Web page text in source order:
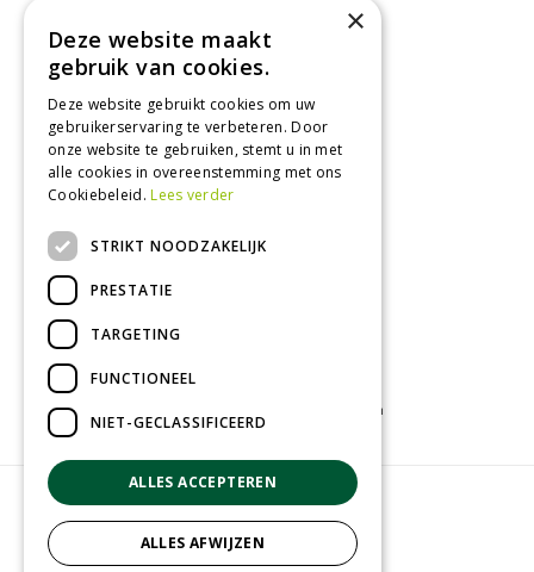
09:00 - 18:00
Dinsdag
Woensdag
Donderdag
09:00 - 18:00
Vrijdag
09:00 - 18:00
Zaterdag
09:00 - 17:00
Toon alle openingstijden
Tuinplanten
© Groenrijk Assen
Green Solutions
Tuincentrum Overzicht
×
Deze website maakt
gebruik van cookies.
Deze website gebruikt cookies om uw
gebruikerservaring te verbeteren. Door
onze website te gebruiken, stemt u in met
alle cookies in overeenstemming met ons
Cookiebeleid.Lees verder
STRIKT NOODZAKELIJK
PRESTATIE
TARGETING
FUNCTIONEEL
NIET-GECLASSIFICEERD
ALLES ACCEPTEREN
ALLES AFWIJZEN